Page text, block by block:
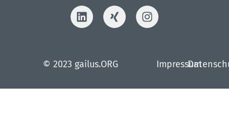
© 2023 gailus.ORG Impressum